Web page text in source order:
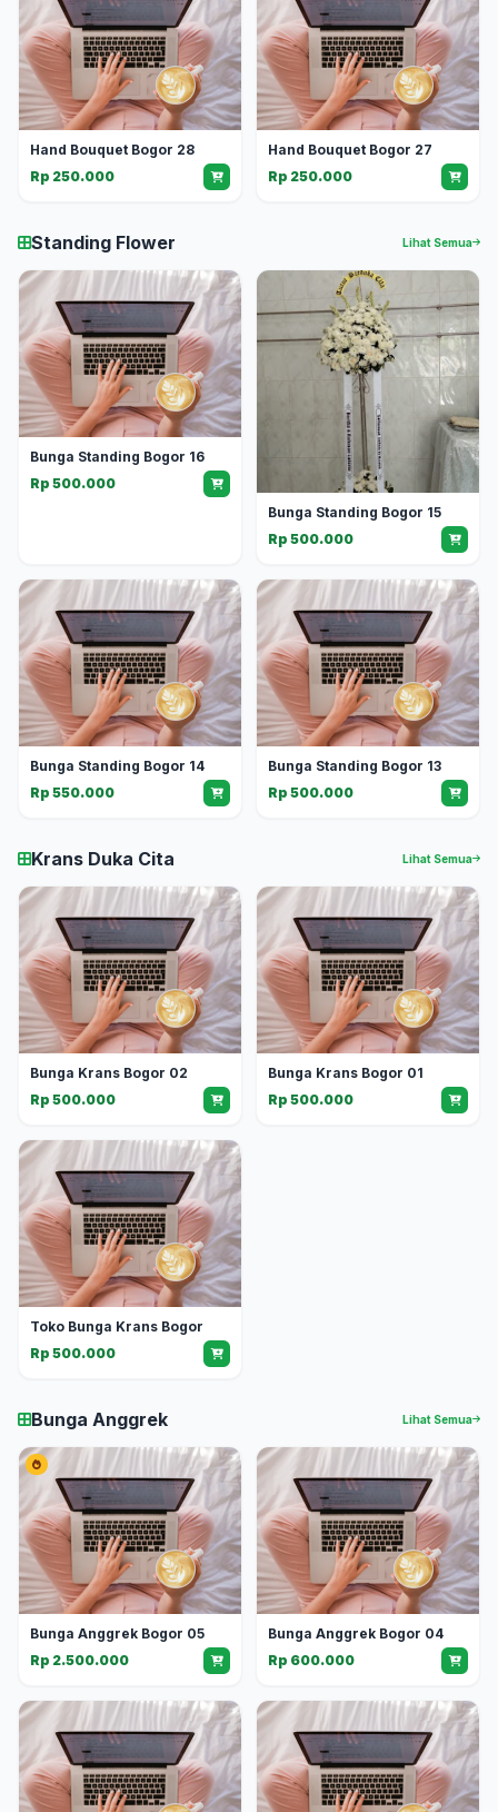
Hand Bouquet Bogor 28
Rp 250.000
Hand Bouquet Bogor 27
Rp 250.000
Standing Flower Lihat Semua
Bunga Standing Bogor 16
Rp 500.000
Bunga Standing Bogor 15
Rp 500.000
Bunga Standing Bogor 14
Rp 550.000
Bunga Standing Bogor 13
Rp 500.000
Krans Duka Cita Lihat Semua
Bunga Krans Bogor 02
Rp 500.000
Bunga Krans Bogor 01
Rp 500.000
Toko Bunga Krans Bogor
Rp 500.000
Bunga Anggrek Lihat Semua
Bunga Anggrek Bogor 05
Rp 2.500.000
Bunga Anggrek Bogor 04
Rp 600.000